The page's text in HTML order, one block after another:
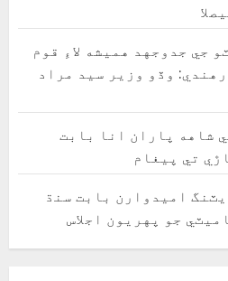
جي جدوجهد هميشه لاءِ قوم
وڏو وزير سيد مراد
شاهه پاران انا بابت
تي پيغام
اميدوارن بابت سنڌ
جو پهريون اجلاس